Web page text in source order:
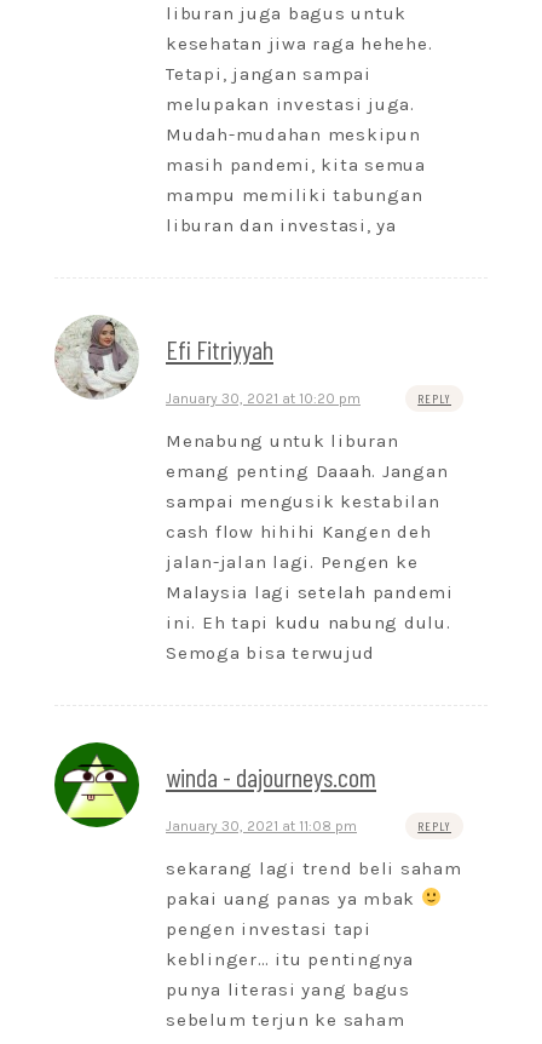
liburan juga bagus untuk
kesehatan jiwa raga hehehe.
Tetapi, jangan sampai
melupakan investasi juga.
Mudah-mudahan meskipun
masih pandemi, kita semua
mampu memiliki tabungan
liburan dan investasi, ya
Efi Fitriyyah
January 30, 2021 at 10:20 pm REPLY
Menabung untuk liburan
emang penting Daaah. Jangan
sampai mengusik kestabilan
cash flow hihihi Kangen deh
jalan-jalan lagi. Pengen ke
Malaysia lagi setelah pandemi
ini. Eh tapi kudu nabung dulu.
Semoga bisa terwujud
winda - dajourneys.com
January 30, 2021 at 11:08 pm REPLY
sekarang lagi trend beli saham
pakai uang panas ya mbak
pengen investasi tapi
keblinger… itu pentingnya
punya literasi yang bagus
sebelum terjun ke saham